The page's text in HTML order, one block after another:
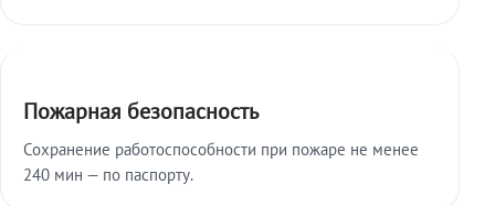
Пожарная безопасность
Сохранение работоспособности при пожаре не менее
240 мин — по паспорту.